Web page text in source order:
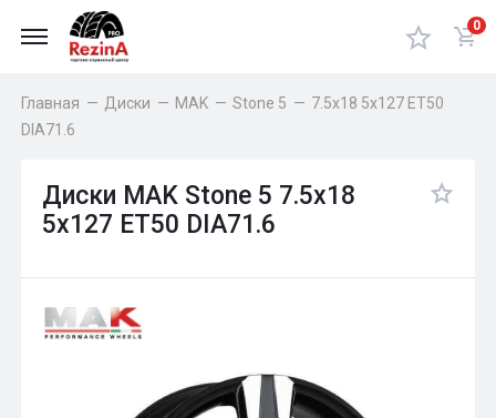
0
Главная — Диски — MAK — Stone 5 — 7.5x18 5x127 ET50
DIA71.6
Диски MAK Stone 5 7.5x18
5x127 ET50 DIA71.6